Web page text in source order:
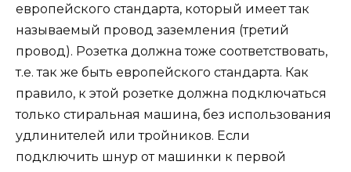
европейского стандарта, который имеет так
называемый провод заземления (третий
провод). Розетка должна тоже соответствовать,
т.е. так же быть европейского стандарта. Как
правило, к этой розетке должна подключаться
только стиральная машина, без использования
удлинителей или тройников. Если
подключить шнур от машинки к первой